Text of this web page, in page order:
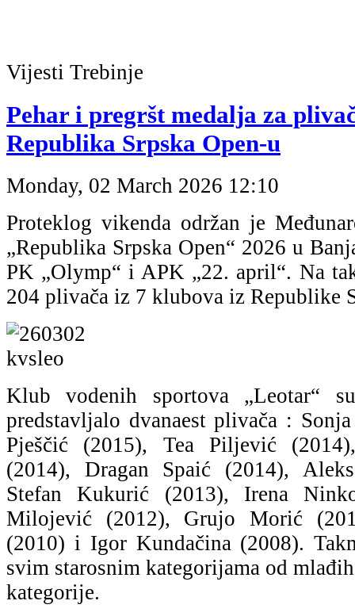
Vijesti Trebinje
Pehar i pregršt medalja za
Republika Srpska Open-u
Monday, 02 March 2026 12:10
Proteklog vikenda održan je
„Republika Srpska Open“ 2026 u
PK „Olymp“ i APK „22. april“. Na
204 plivača iz 7 klubova iz Republike
Klub vodenih sportova „Leotar“
predstavljalo dvanaest plivača :
Pješčić (2015), Tea Piljević
(2014), Dragan Spaić (2014),
Stefan Kukurić (2013), Irena
Milojević (2012), Grujo Morić
(2010) i Igor Kundačina (2008).
svim starosnim kategorijama od
kategorije.